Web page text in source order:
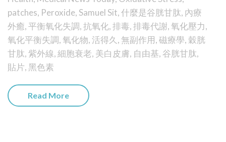
patches, Peroxide, Samuel Sit,什麼是谷胱甘肽, 內療
外癒,平衡氧化失調,抗氧化,排毒,排毒代謝,氧化壓力,
氧化平衡失調,氧化物, 活得久, 無副作用,磁療學, 穀胱
甘肽,紫外線,細胞衰老, 美白皮膚, 自由基,谷胱甘肽,
貼片,黑色素
Read More